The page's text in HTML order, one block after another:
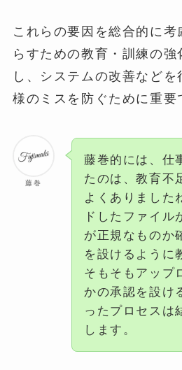
これらの要因を総合的に
らすための教育・訓練の
し、システムの改善などを
様のミスを防ぐために重要
藤巻
藤巻的には、仕
たのは、教育不
よくありました
ドしたファイル
が正規なものか
を設けるように
そもそもアップ
かの承認を設け
ったプロセスは
します。